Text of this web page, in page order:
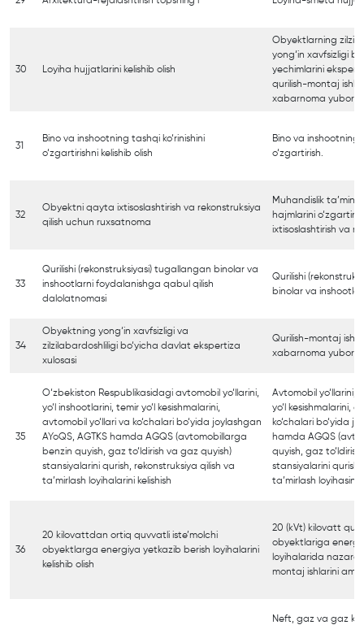
30 Loyiha hujjatlarini kelishib olish
Obyektlarning
yong‘in xavfsizligi
yechimlarini
qurilish-montaj
xabarnoma
31
Bino va inshootning tashqi ko‘rinishini
o‘zgartirishni kelishib olish
Bino va inshootning
o‘zgartirish.
32
Obyektni qayta ixtisoslashtirish va rekonstruksiya
qilish uchun ruxsatnoma
Muhandislik
hajmlarini
ixtisoslashtirish va
33
Qurilishi (rekonstruksiyasi) tugallangan binolar va
inshootlarni foydalanishga qabul qilish
dalolatnomasi
Qurilishi
binolar va
34
Obyektning yong‘in xavfsizligi va
zilzilabardoshliligi bo‘yicha davlat ekspertiza
xulosasi
Qurilish-montaj
xabarnoma
35
O‘zbekiston Respublikasidagi avtomobil yo‘llarini,
yo‘l inshootlarini, temir yo‘l kesishmalarini,
avtomobil yo‘llari va ko‘chalari bo‘yida joylashgan
AYoQS, AGTKS hamda AGQS (avtomobillarga
benzin quyish, gaz to‘ldirish va gaz quyish)
stansiyalarini qurish, rekonstruksiya qilish va
ta’mirlash loyihalarini kelishish
Avtomobil yo‘llarini,
yo‘l kesishmalarini,
ko‘chalari bo‘yida
hamda AGQS
quyish, gaz
stansiyalarini
ta’mirlash loyihasini
36
20 kilovattdan ortiq quvvatli iste’molchi
obyektlarga energiya yetkazib berish loyihalarini
kelishib olish
20 (kVt) kilovatt
obyektlariga
loyihalarida
montaj ishlarini
Neft, gaz va gaz